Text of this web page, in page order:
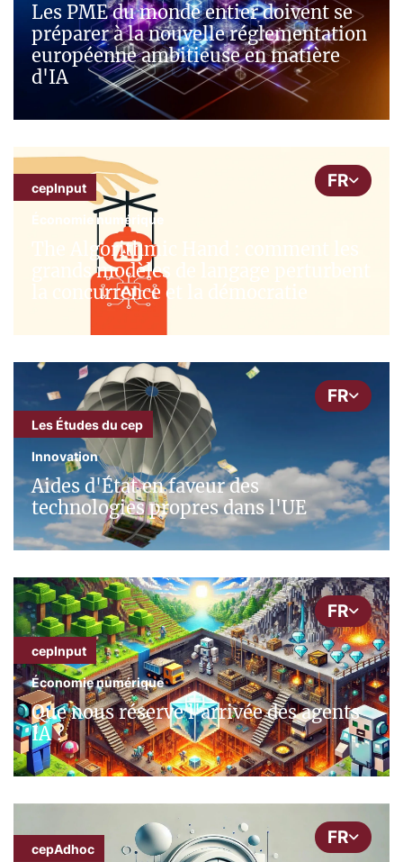
Les PME du monde entier doivent se
préparer à la nouvelle réglementation
européenne ambitieuse en matière
d'IA
FR
cepInput
Économie numérique
The Algorithmic Hand : comment les
grands modèles de langage perturbent
la concurrence et la démocratie
FR
Les Études du cep
Innovation
Aides d'État en faveur des
technologies propres dans l'UE
FR
cepInput
Économie numérique
Que nous réserve l'arrivée des agents
IA ?
FR
cepAdhoc